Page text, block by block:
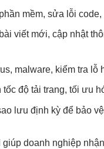
mềm, sửa lỗi
viết mới, cập nhật
malware, kiểm tra lỗ
tốc độ tải trang, tối ưu
lưu định kỳ để bảo
giúp doanh nghiệp